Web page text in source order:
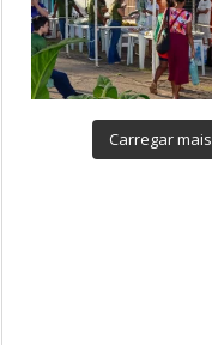
Carregar mais